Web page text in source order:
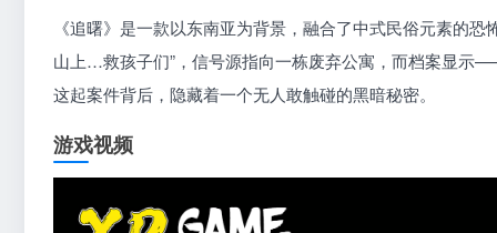
《追曙》是一款以东南亚为背景，融合了中式民俗元素的
山上…救孩子们”，信号源指向一栋废弃公寓，而档案显示
这起案件背后，隐藏着一个无人敢触碰的黑暗秘密。
游戏视频